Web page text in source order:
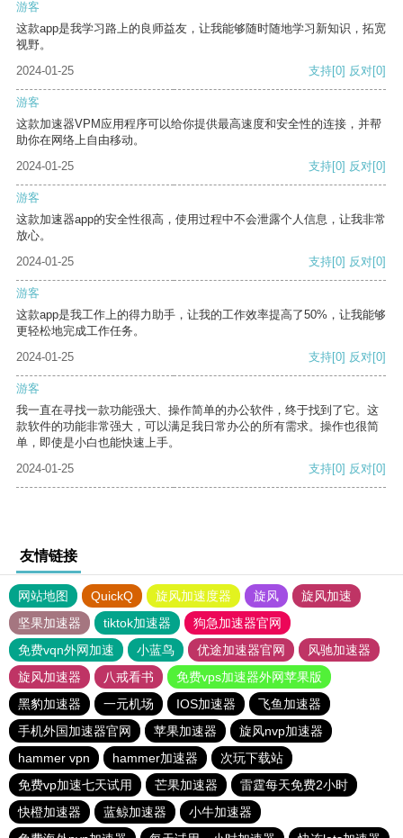
游客
这款app是我学习路上的良师益友，让我能够随时随地学习新知识，拓宽
视野。
2024-01-25
支持[0] 反对[0]
游客
这款加速器VPM应用程序可以给你提供最高速度和安全性的连接，并帮
助你在网络上自由移动。
2024-01-25
支持[0] 反对[0]
游客
这款加速器app的安全性很高，使用过程中不会泄露个人信息，让我非常
放心。
2024-01-25
支持[0] 反对[0]
游客
这款app是我工作上的得力助手，让我的工作效率提高了50%，让我能够
更轻松地完成工作任务。
2024-01-25
支持[0] 反对[0]
游客
我一直在寻找一款功能强大、操作简单的办公软件，终于找到了它。这
款软件的功能非常强大，可以满足我日常办公的所有需求。操作也很简
单，即使是小白也能快速上手。
2024-01-25
支持[0] 反对[0]
友情链接
网站地图 QuickQ 旋风加速度器 旋风
旋风加速
坚果加速器
tiktok加速器
狗急加速器官网
免费vqn外网加速
小蓝鸟 优途加速器官网
风驰加速器
旋风加速器
八戒看书
免费vps加速器外网苹果版
黑豹加速器
一元机场 IOS加速器
飞鱼加速器
手机外国加速器官网
苹果加速器
旋风nvp加速器
hammer vpn
hammer加速器
次玩下载站
免费vp加速七天试用
芒果加速器
雷霆每天免费2小时
快橙加速器
蓝鲸加速器
小牛加速器